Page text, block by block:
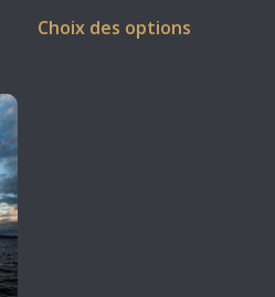
Choix des options